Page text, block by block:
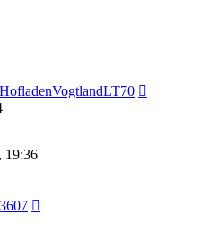
HofladenVogtlandLT70
19:36
3607